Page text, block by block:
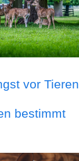
vor Tieren
bestimmt